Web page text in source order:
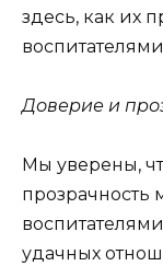
здесь, как их
Доверие и
Мы уверены,
удачных